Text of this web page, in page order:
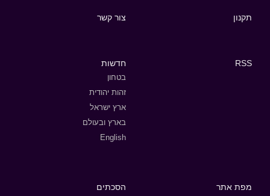
תקנון צור קשר
RSS חדשות
בטחון
זהות יהודית
ארץ ישראל
בארץ ובעולם
English
מפת אתר הסכתים